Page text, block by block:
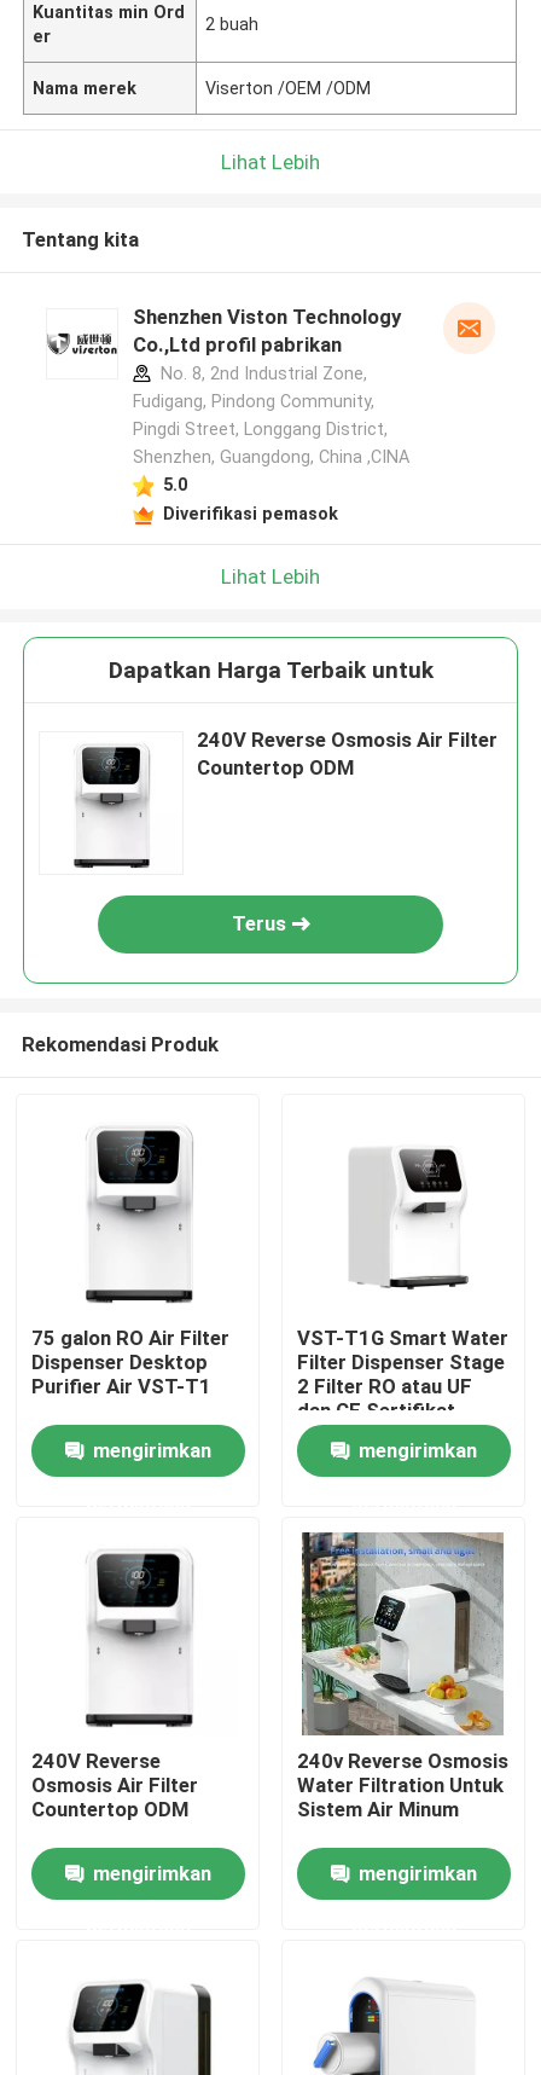
Rumah
Produk
Tur Pabrik
Hubungi kami
Permintaan Penawaran
Mesin Penghirup Hidrogen
Kuantitas min Ord
er
2 buah
Nama merek Viserton /OEM /ODM
Lihat Lebih
Tentang kita
Shenzhen Viston Technology
Co.,Ltd profil pabrikan
No. 8, 2nd Industrial Zone,
Fudigang, Pindong Community,
Pingdi Street, Longgang District,
Shenzhen, Guangdong, China ,CINA
5.0
Diverifikasi pemasok
Lihat Lebih
Dapatkan Harga Terbaik untuk
240V Reverse Osmosis Air Filter
Countertop ODM
Terus
Rekomendasi Produk
75 galon RO Air Filter
Dispenser Desktop
Purifier Air VST-T1
mengirimkan
VST-T1G Smart Water
Filter Dispenser Stage
2 Filter RO atau UF
dan CE Sertifikat
ROHS
mengirimkan
240V Reverse
Osmosis Air Filter
Countertop ODM
mengirimkan
240v Reverse Osmosis
Water Filtration Untuk
Sistem Air Minum
mengirimkan